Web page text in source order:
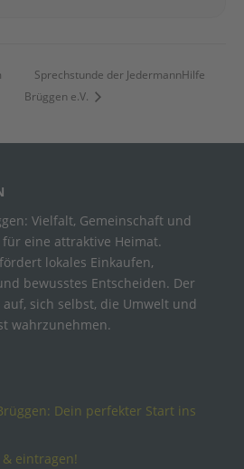
Sprechstunde der JedermannHilfe
Brüggen e.V.
Vielfalt, Gemeinschaft und
eine attraktive Heimat.
lokales Einkaufen,
bewusstes Entscheiden. Der
sich selbst, die Umwelt und
wahrzunehmen.
Dein perfekter Start ins
eintragen!